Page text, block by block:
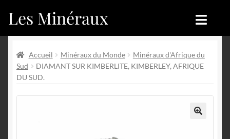
Aller
à
navigation
Aller
au
Les Minéraux
Catégories
Nouveautés
Boutique
Nouveautés
Accueil Minéraux du Monde
Minéraux d'Afrique du
Sud
DIAMANT SUR KIMBERLITE, KIMBERLEY, AFRIQUE
DU SUD.